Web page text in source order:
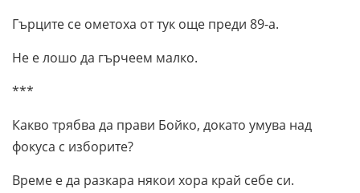
Гърците се ометоха от тук още преди 89-а.
Не е лошо да гърчеем малко.
***
Какво трябва да прави Бойко, докато умува над
фокуса с изборите?
Време е да разкара някои хора край себе си.